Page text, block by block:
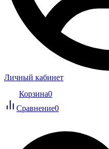
Личный кабинет
Корзина0
Сравнение0